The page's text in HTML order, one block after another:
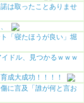
は取ったことありませ
「寝たほうが良い」堀
ドル、見つかるｗｗｗ
成大成功！！！！
に言及「誰が何と言お